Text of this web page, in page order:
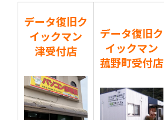
データ復旧ク
イックマン
津受付店
データ復旧ク
イックマン
菰野町受付店